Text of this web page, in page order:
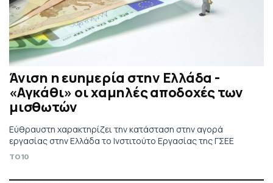
Άνιση η ευημερία στην Ελλάδα -
«Αγκάθι» οι χαμηλές αποδοχές των
μισθωτών
Εύθραυστη χαρακτηρίζει την κατάσταση στην αγορά
εργασίας στην Ελλάδα το Ινστιτούτο Εργασίας της ΓΣΕΕ
TO10